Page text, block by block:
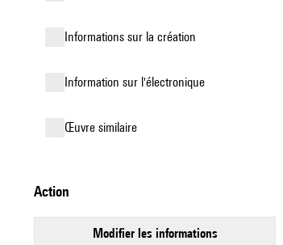
informations sur la création
Information sur l'électronique
œuvre similaire
action
modifier les informations